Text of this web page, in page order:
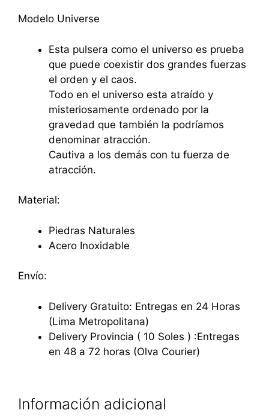
Modelo Universe
Esta pulsera como el universo es prueba
que puede coexistir dos grandes fuerzas
el orden y el caos.
Todo en el universo esta atraído y
misteriosamente ordenado por la
gravedad que también la podríamos
denominar atracción.
Cautiva a los demás con tu fuerza de
atracción.
Material:
Piedras Naturales
Acero Inoxidable
Envío:
Delivery Gratuito: Entregas en 24 Horas
(Lima Metropolitana)
Delivery Provincia ( 10 Soles ) :Entregas
en 48 a 72 horas (Olva Courier)
Información adicional